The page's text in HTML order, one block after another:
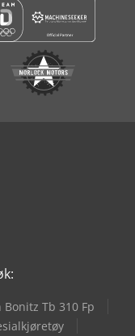
Bonitz Tb 310 Fp